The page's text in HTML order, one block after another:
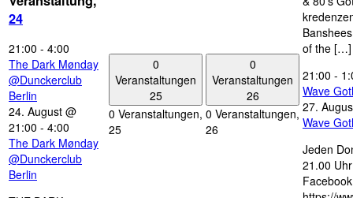
24
21:00 - 4:00
The Dark Mønday
@Dunckerclub
Berlin
24. August @
21:00 - 4:00
The Dark Mønday
@Dunckerclub
Berlin
0
Veranstaltungen
25
0 Veranstaltungen,
25
0
Veranstaltungen
26
0 Veranstaltungen,
26
of the […]
21:00 -
Wave
27.
Wave
Jeden
21.00